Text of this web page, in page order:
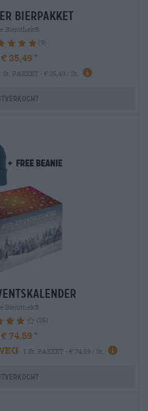
Bierpakket
Bierothek®
100% (9)
€ 35,49
1 St. PAKKET - € 35,49 / St.
Bierothek®
86.29% (35)
€ 74,59
1 St. PAKKET - € 74,59 / St.